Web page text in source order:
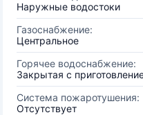
Наружные водостоки
Газоснабжение:
Центральное
Горячее водоснабжение:
Закрытая с
Система пожаротушения:
Отсутствует